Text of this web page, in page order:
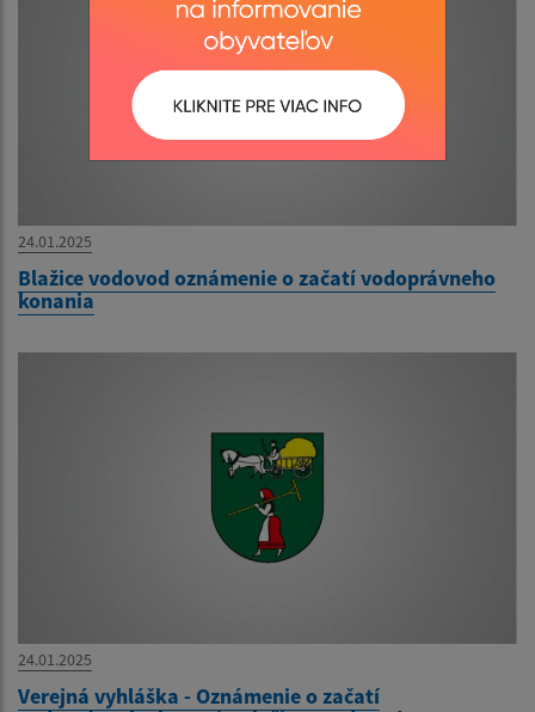
24.01.2025
Blažice vodovod oznámenie o začatí vodoprávneho
konania
24.01.2025
Verejná vyhláška - Oznámenie o začatí